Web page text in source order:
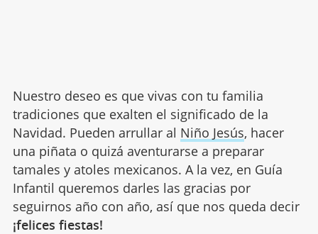
Nuestro deseo es que vivas con tu familia
tradiciones que exalten el significado de la
Navidad. Pueden arrullar al Niño Jesús, hacer
una piñata o quizá aventurarse a preparar
tamales y atoles mexicanos. A la vez, en Guía
Infantil queremos darles las gracias por
seguirnos año con año, así que nos queda decir
¡felices fiestas!